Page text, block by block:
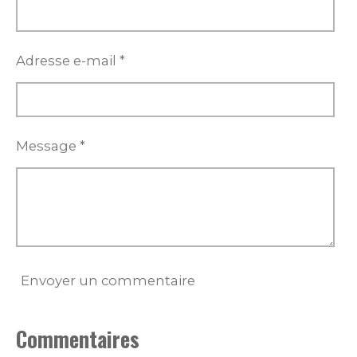
Adresse e-mail *
Message *
Envoyer un commentaire
Commentaires